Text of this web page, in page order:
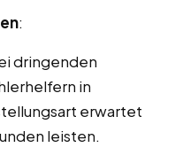
:
dringenden
in
erwartet
leisten.